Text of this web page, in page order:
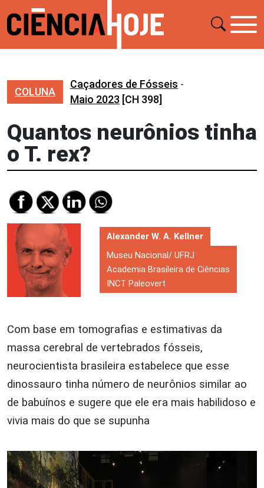
COLUNA
Caçadores de Fósseis -
Maio 2023 [CH 398]
Quantos neurônios tinha
o T. rex?
Alexander W. A. Kellner
Museu Nacional/ UFRJ
Academia Brasileira de Ciências
INCT Paleovert
Com base em tomografias e estimativas da
massa cerebral de vertebrados fósseis,
neurocientista brasileira estabelece que esse
dinossauro tinha número de neurônios similar ao
de babuínos e sugere que ele era mais habilidoso e
vivia mais do que se supunha